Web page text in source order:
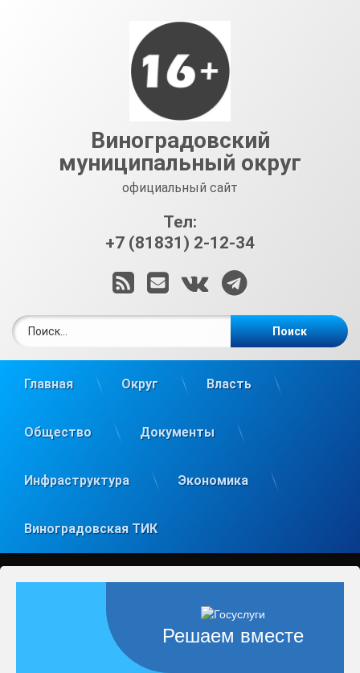
Виноградовский
муниципальный округ
официальный сайт
Тел:
+7 (81831) 2-12-34
RSSE-mailВКонтакте
Telegram
Главная Округ Власть
Общество Документы
Инфраструктура Экономика
Виноградовская ТИК
Решаем вместе